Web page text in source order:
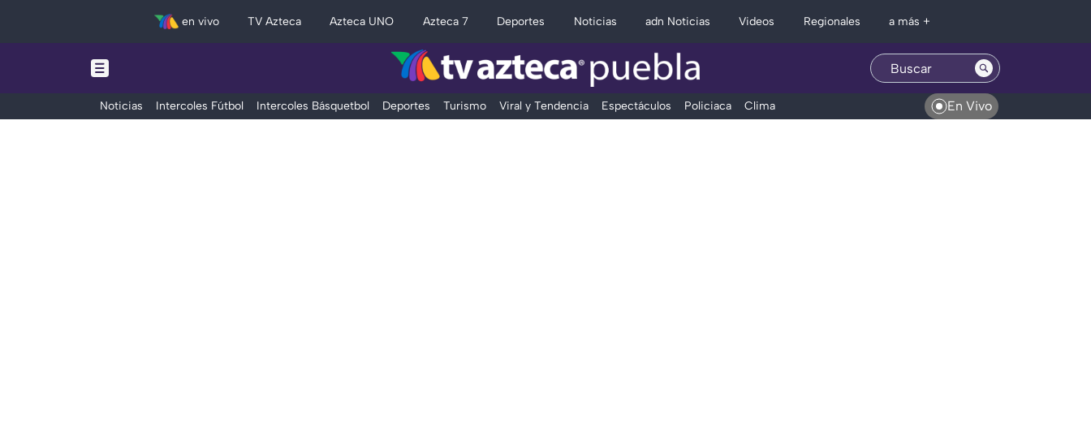
en vivo TV Azteca Azteca UNO Azteca 7 Deportes Noticias adn Noticias Videos Regionales a más +
Noticias Intercoles Fútbol Intercoles Básquetbol Deportes Turismo Viral y Tendencia Espectáculos Policiaca Clima En Vivo